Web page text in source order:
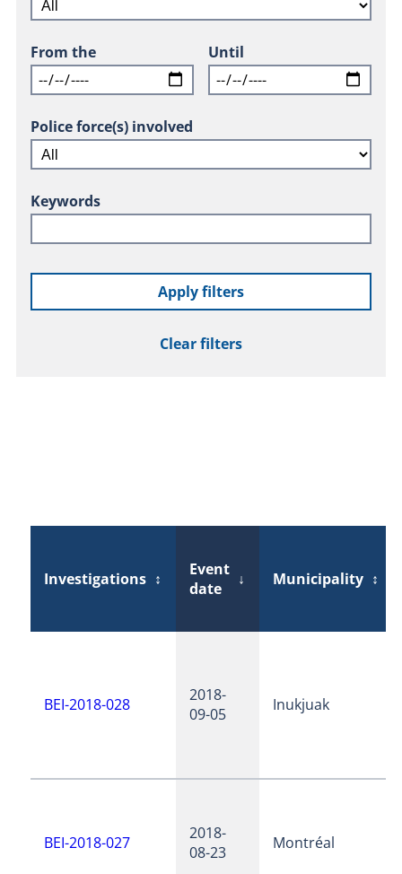
From the Until
Police force(s) involved
Keywords
Apply filters
Clear filters
Investigations ↕
Event
date
↓ Municipality ↕
BEI-2018-028
2018-
09-05
Inukjuak
BEI-2018-027
2018-
08-23
Montréal